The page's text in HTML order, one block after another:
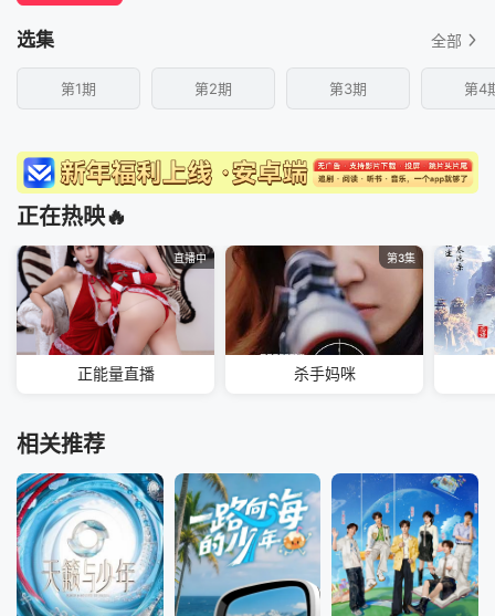
选集 全部
第1期 第2期 第3期 第4
正在热映🔥
直播中
正能量直播
第3集
杀手妈咪
相关推荐